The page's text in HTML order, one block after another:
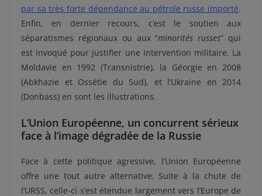
par sa très forte dépendance au pétrole russe importé.
Enfin, en dernier recours, c’est le soutien aux
séparatismes régionaux ou aux “minorités russes” qui
est invoqué pour justifier une intervention militaire. La
Moldavie en 1992 (Transnistrie), la Géorgie en 2008
(Abkhazie et Ossétie du Sud), et l’Ukraine en 2014
(Donbass) en sont les illustrations.
L’Union Européenne, un concurrent sérieux
face à l’image dégradée de la Russie
Face à cette politique agressive, l’Union Européenne
offre une tout autre alternative. Suite à la chute de
l’URSS, celle-ci s’est étendue largement vers l’Europe de